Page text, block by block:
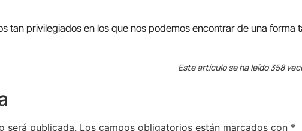
tan privilegiados en los que nos podemos encontrar de una forma
Este artículo se ha leído 358
será publicada. Los campos obligatorios están marcados con *